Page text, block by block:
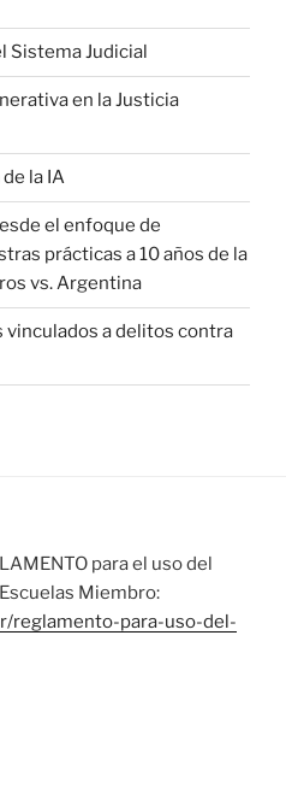
Sistema Judicial
en la Justicia
la IA
el enfoque de
prácticas a 10 años de la
vs. Argentina
a delitos contra
para el uso del
Miembro:
reglamento-para-uso-del-